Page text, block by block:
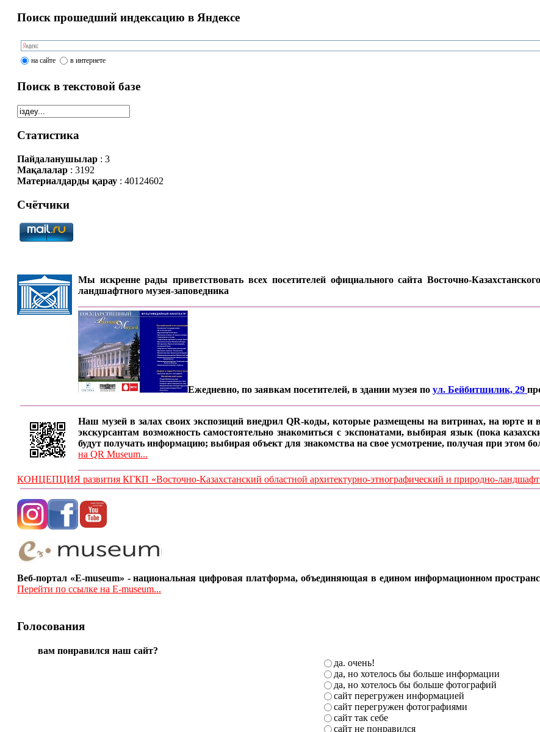
Поиск прошедший индексацию в Яндексе
на сайте в интернете
Поиск в текстовой базе
Статистика
Пайдаланушылар: 3
Мақалалар: 3192
Материалдарды қарау: 40124602
Счётчики
Мы искренне рады приветствовать всех посетителей официального сайта Восточно-
ландшафтного музея-заповедника
Ежедневно, по заявкам посетителей, в здании музея по ул. Бейбитшилик, 29
Наш музей в залах своих экспозиций внедрил QR-коды, которые размещены на витринах, на юрте и
экскурсантам возможность самостоятельно знакомиться с экспонатами, выбирая язык (пока
будут получать информацию; выбирая объект для знакомства на свое усмотрение, получая при
на QR Museum...
КОНЦЕПЦИЯ развития КГКП «Восточно-Казахстанский областной архитектурно-этнографический и природно-
Веб-портал «E-museum» - национальная цифровая платформа, объединяющая в едином информационном
Перейти по ссылке на E-museum...
Голосования
вам понравился наш сайт?
да. очень!
да, но хотелось бы больше информации
да, но хотелось бы больше фотографий
сайт перегружен информацией
сайт перегружен фотографиями
сайт так себе
сайт не понравился